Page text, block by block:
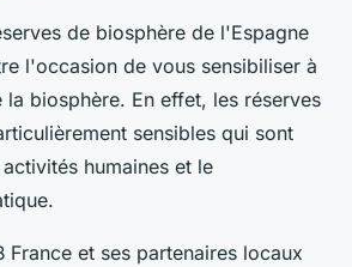
de biosphère de l'Espagne
l'occasion de vous sensibiliser à
la biosphère. En effet, les réserves
sensibles qui sont
humaines et le
France et ses partenaires locaux